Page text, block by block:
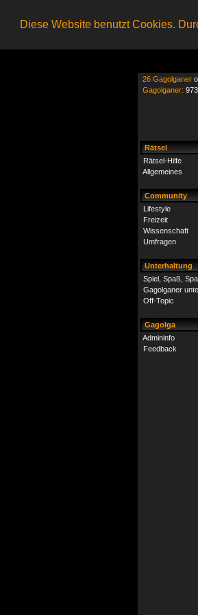
Diese Website benutzt Cookies.
26 Gagolganer
Gagolganer:
Rätsel
Rätsel-Hilfe
Allgemeines
Community
Lifestyle
Freizeit
Wissenschaft
Umfragen
Unterhaltung
Spiel, Spaß,
Gagolganer
Off-Topic
Gagolga
Admininfo
Feedback